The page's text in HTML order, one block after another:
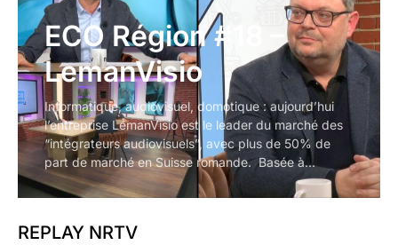
ECO Région #18 –
LemanVisio
Informatique, audiovisuel, domotique : aujourd’hui
l’entreprise LémanVisio est le leader du marché des
“intégrateurs audiovisuels”, avec plus de 50% de
part de marché en Suisse romande. Basée à…
REPLAY NRTV